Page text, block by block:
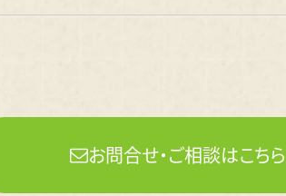
お問合せ・ご相談はこちら